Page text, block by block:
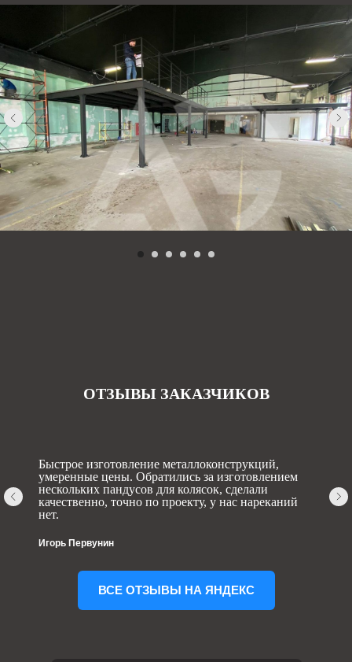
ОТЗЫВЫ ЗАКАЗЧИКОВ
Быстрое изготовление металлоконструкций,
умеренные цены. Обратились за изготовлением
нескольких пандусов для колясок, сделали
качественно, точно по проекту, у нас нареканий
нет.
Игорь Первунин
ВСЕ ОТЗЫВЫ НА ЯНДЕКС